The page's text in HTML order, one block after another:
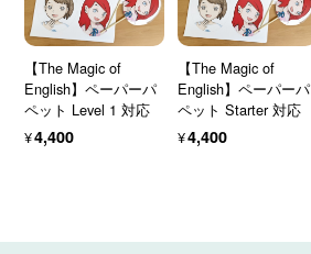
【The Magic of
English】ペーパーパ
ペット Level 1 対応
¥4,400
【The Magic of
English】ペーパーパ
ペット Starter 対応
¥4,400